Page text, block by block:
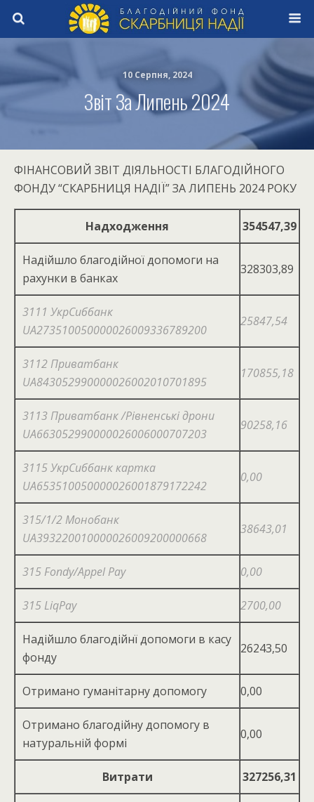
10 Серпня, 2024
Звіт За Липень 2024
ФІНАНСОВИЙ ЗВІТ ДІЯЛЬНОСТІ БЛАГОДІЙНОГО
ФОНДУ “СКАРБНИЦЯ НАДІЇ” ЗА ЛИПЕНЬ 2024 РОКУ
Надходження 354547,39
Надійшло благодійної допомоги на
рахунки в банках
328303,89
3111 УкрСиббанк
UA273510050000026009336789200
25847,54
3112 Приватбанк
UA843052990000026002010701895
170855,18
3113 Приватбанк /Рівненські дрони
UA663052990000026006000707203
90258,16
3115 УкрСиббанк картка
UA653510050000026001879172242
0,00
315/1/2 Монобанк
UA393220010000026009200000668
38643,01
315 Fondy/Appel Pay 0,00
315 LiqPay 2700,00
Надійшло благодійнї допомоги в касу
фонду
26243,50
Отримано гуманітарну допомогу 0,00
Отримано благодійну допомогу в
натуральній формі
0,00
Витрати 327256,31